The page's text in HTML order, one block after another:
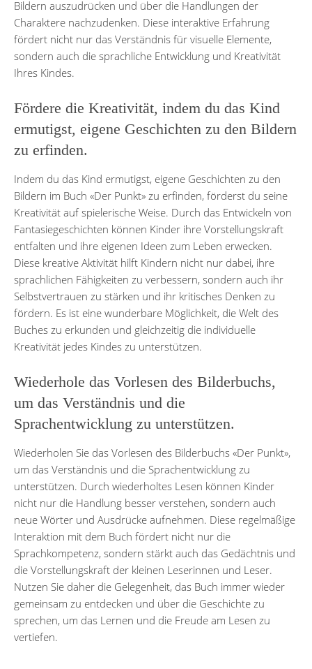
Bildern auszudrücken und über die Handlungen der
Charaktere nachzudenken. Diese interaktive Erfahrung
fördert nicht nur das Verständnis für visuelle Elemente,
sondern auch die sprachliche Entwicklung und Kreativität
Ihres Kindes.
Fördere die Kreativität, indem du das Kind
ermutigst, eigene Geschichten zu den Bildern
zu erfinden.
Indem du das Kind ermutigst, eigene Geschichten zu den
Bildern im Buch «Der Punkt» zu erfinden, förderst du seine
Kreativität auf spielerische Weise. Durch das Entwickeln von
Fantasiegeschichten können Kinder ihre Vorstellungskraft
entfalten und ihre eigenen Ideen zum Leben erwecken.
Diese kreative Aktivität hilft Kindern nicht nur dabei, ihre
sprachlichen Fähigkeiten zu verbessern, sondern auch ihr
Selbstvertrauen zu stärken und ihr kritisches Denken zu
fördern. Es ist eine wunderbare Möglichkeit, die Welt des
Buches zu erkunden und gleichzeitig die individuelle
Kreativität jedes Kindes zu unterstützen.
Wiederhole das Vorlesen des Bilderbuchs,
um das Verständnis und die
Sprachentwicklung zu unterstützen.
Wiederholen Sie das Vorlesen des Bilderbuchs «Der Punkt»,
um das Verständnis und die Sprachentwicklung zu
unterstützen. Durch wiederholtes Lesen können Kinder
nicht nur die Handlung besser verstehen, sondern auch
neue Wörter und Ausdrücke aufnehmen. Diese regelmäßige
Interaktion mit dem Buch fördert nicht nur die
Sprachkompetenz, sondern stärkt auch das Gedächtnis und
die Vorstellungskraft der kleinen Leserinnen und Leser.
Nutzen Sie daher die Gelegenheit, das Buch immer wieder
gemeinsam zu entdecken und über die Geschichte zu
sprechen, um das Lernen und die Freude am Lesen zu
vertiefen.